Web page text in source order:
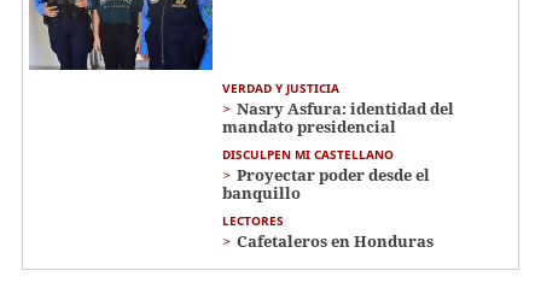
VERDAD Y JUSTICIA
Nasry Asfura: identidad del
mandato presidencial
DISCULPEN MI CASTELLANO
Proyectar poder desde el
banquillo
LECTORES
Cafetaleros en Honduras